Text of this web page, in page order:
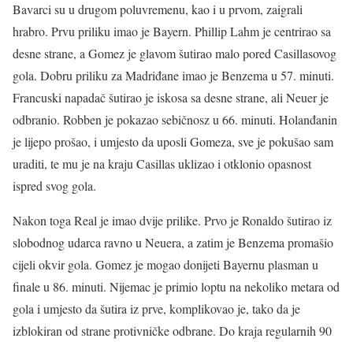
Bavarci su u drugom poluvremenu, kao i u prvom, zaigrali
hrabro. Prvu priliku imao je Bayern. Phillip Lahm je centrirao sa
desne strane, a Gomez je glavom šutirao malo pored Casillasovog
gola. Dobru priliku za Madriđane imao je Benzema u 57. minuti.
Francuski napadač šutirao je iskosa sa desne strane, ali Neuer je
odbranio. Robben je pokazao sebičnosz u 66. minuti. Holanđanin
je lijepo prošao, i umjesto da uposli Gomeza, sve je pokušao sam
uraditi, te mu je na kraju Casillas uklizao i otklonio opasnost
ispred svog gola.
Nakon toga Real je imao dvije prilike. Prvo je Ronaldo šutirao iz
slobodnog udarca ravno u Neuera, a zatim je Benzema promašio
cijeli okvir gola. Gomez je mogao donijeti Bayernu plasman u
finale u 86. minuti. Nijemac je primio loptu na nekoliko metara od
gola i umjesto da šutira iz prve, komplikovao je, tako da je
izblokiran od strane protivničke odbrane. Do kraja regularnih 90